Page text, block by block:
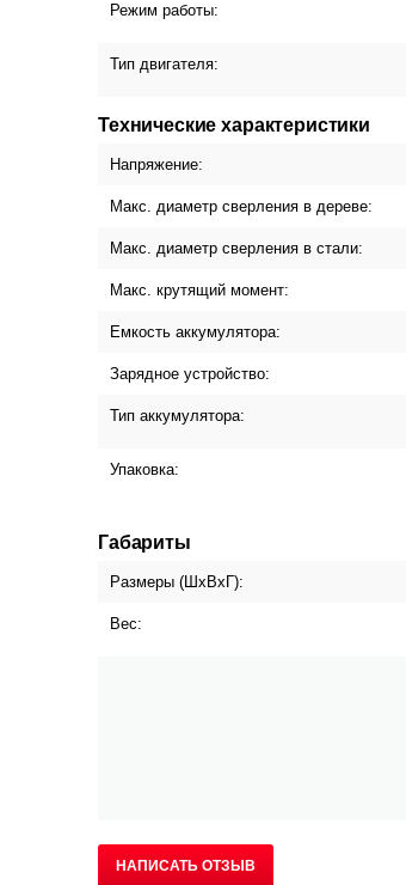
Режим работы:
Тип двигателя:
Технические характеристики
Напряжение:
Макс. диаметр сверления в дереве:
Макс. диаметр сверления в стали:
Макс. крутящий момент:
Емкость аккумулятора:
Зарядное устройство:
Тип аккумулятора:
Упаковка:
Габариты
Размеры (ШxВxГ):
Вес:
НАПИСАТЬ ОТЗЫВ